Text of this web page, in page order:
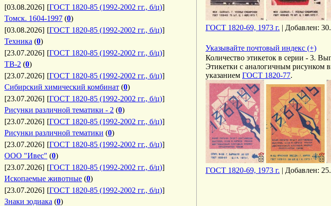
[03.08.2026] [ГОСТ 1820-85 (1992-2002 гг., б/ц)]
Томск. 1604-1997 (0)
[03.08.2026] [ГОСТ 1820-85 (1992-2002 гг., б/ц)]
Техника (0)
[23.07.2026] [ГОСТ 1820-85 (1992-2002 гг., б/ц)]
ТВ-2 (0)
[23.07.2026] [ГОСТ 1820-85 (1992-2002 гг., б/ц)]
Сибирский химический комбинат (0)
[23.07.2026] [ГОСТ 1820-85 (1992-2002 гг., б/ц)]
Рисунки различной тематики - 2 (0)
[23.07.2026] [ГОСТ 1820-85 (1992-2002 гг., б/ц)]
Рисунки различной тематики (0)
[23.07.2026] [ГОСТ 1820-85 (1992-2002 гг., б/ц)]
ООО "Ивес" (0)
[23.07.2026] [ГОСТ 1820-85 (1992-2002 гг., б/ц)]
Ископаемые животные (0)
[23.07.2026] [ГОСТ 1820-85 (1992-2002 гг., б/ц)]
Знаки зодиака (0)
ГОСТ 1820-69, 1973 г. | Добавлен:
Указывайте почтовый индекс (+)
Количество этикеток в серии - 3.
Этикетки с аналогичным рисунком
указанием ГОСТ 1820-77.
ГОСТ 1820-69, 1973 г. | Добавлен: